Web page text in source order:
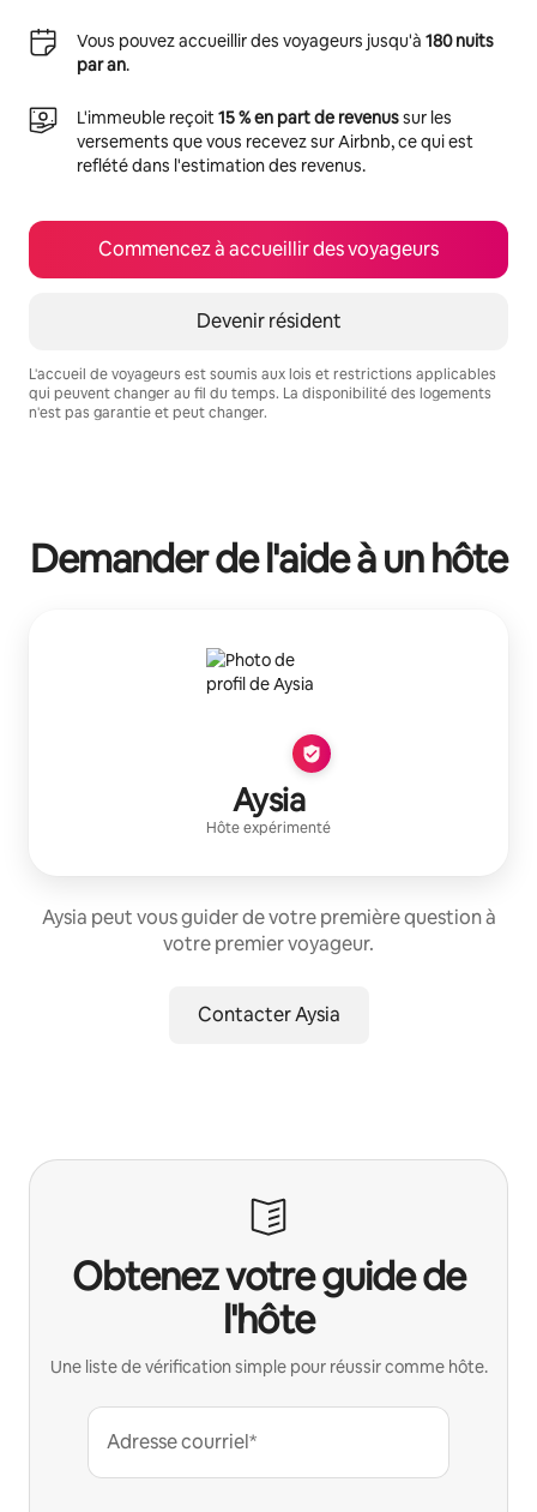
Vous pouvez accueillir des voyageurs jusqu'à 180 nuits
par an.
L'immeuble reçoit15 % en part de revenussur les
versements que vous recevez sur Airbnb, ce qui est
reflété dans l'estimation des revenus.
Commencez à accueillir des voyageurs
Devenir résident
L'accueil de voyageurs est soumis aux lois et restrictions applicables
qui peuvent changer au fil du temps. La disponibilité des logements
n'est pas garantie et peut changer.
Demander de l'aide à un hôte
Aysia
Hôte expérimenté
Aysia peut vous guider de votre première question à
votre premier voyageur.
Contacter Aysia
Obtenez votre guide de
l'hôte
Une liste de vérification simple pour réussir comme hôte.
Adresse courriel*